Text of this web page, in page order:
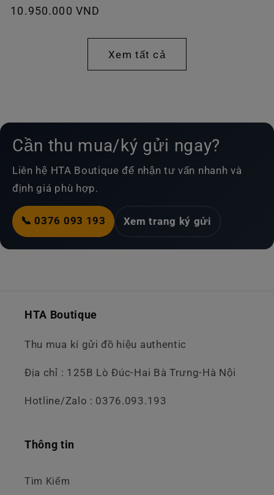
Giá
10.950.000 VND
Xem tất cả
Cần thu mua/ký gửi ngay?
Liên hệ HTA Boutique để nhận tư vấn nhanh và
định giá phù hợp.
📞 0376 093 193 Xem trang ký gửi
HTA Boutique
Thu mua kí gửi đồ hiệu authentic
Địa chỉ : 125B Lò Đúc-Hai Bà Trưng-Hà Nội
Hotline/Zalo : 0376.093.193
Thông tin
Tìm Kiếm